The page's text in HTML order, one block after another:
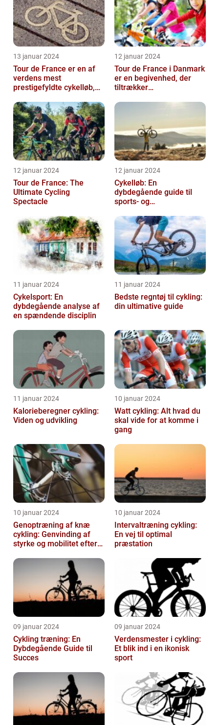
13 januar 2024
Tour de France er en af
verdens mest
prestigefyldte cykelløb,
publikum fra...
12 januar 2024
Tour de France i Danmark
er en begivenhed, der
tiltrækker
sportsfans fra hele ve...
12 januar 2024
Tour de France: The
Ultimate Cycling
Spectacle
12 januar 2024
Cykelløb: En
dybdegående guide til
sports- og
11 januar 2024
Cykelsport: En
dybdegående analyse af
en spændende disciplin
11 januar 2024
Bedste regntøj til cykling:
din ultimative guide
11 januar 2024
Kalorieberegner cykling:
Viden og udvikling
10 januar 2024
Watt cykling: Alt hvad du
skal vide for at komme i
gang
10 januar 2024
Genoptræning af knæ
cykling: Genvinding af
styrke og mobilitet efter
10 januar 2024
Intervaltræning cykling:
En vej til optimal
præstation
09 januar 2024
Cykling træning: En
Dybdegående Guide til
Succes
09 januar 2024
Verdensmester i cykling:
Et blik ind i en ikonisk
sport